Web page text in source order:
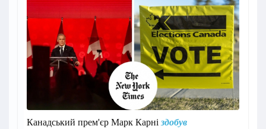
Канадський прем'єр Марк Карні здобув